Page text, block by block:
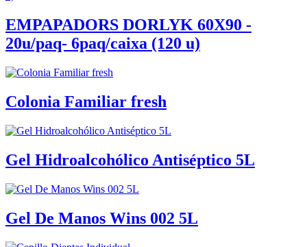
EMPAPADORS DORLYK 60X90 -
20u/paq- 6paq/caixa (120 u)
Colonia Familiar fresh
Gel Hidroalcohólico Antiséptico 5L
Gel De Manos Wins 002 5L